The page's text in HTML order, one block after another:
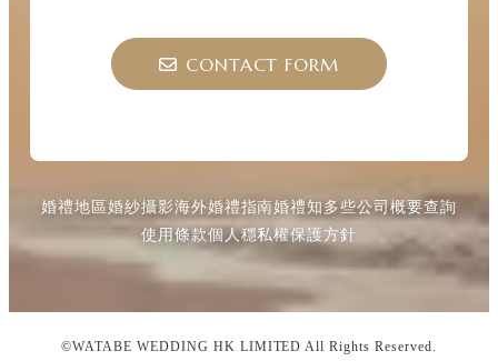
CONTACT FORM
婚禮地區婚紗攝影海外婚禮指南婚禮知多些公司概要查詢
使用條款個人穩私權保護方針
©WATABE WEDDING HK LIMITED All Rights Reserved.